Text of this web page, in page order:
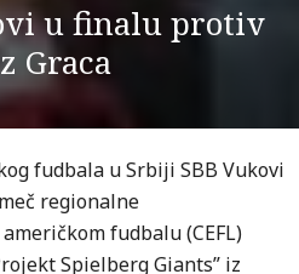
u finalu protiv
Graca
fudbala u Srbiji SBB Vukovi
regionalne
fudbalu (CEFL)
Spielberg Giants” iz